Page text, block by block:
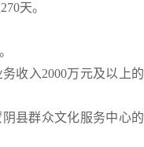
天。
收入2000万元及以上的
县群众文化服务中心的